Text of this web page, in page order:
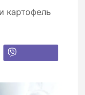
картофель